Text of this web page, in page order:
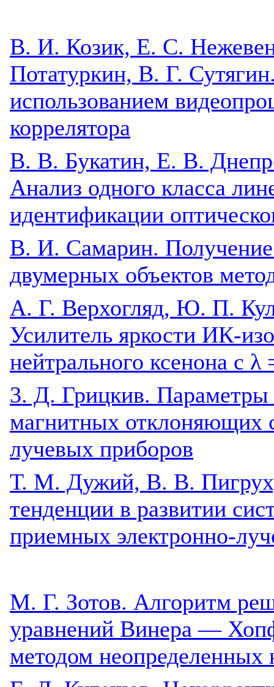
В. И. Козик, Е. С.
Потатуркин, В. Г.
использованием
коррелятора
В. В. Букатин, Е. В.
Анализ одного класса
идентификации
В. И. Самарин. Получение
двумерных объектов
A. Г. Верхогляд, Ю. П.
Усилитель яркости ИК-
нейтрального ксенона с
3. Д. Грицкив. Параметры
магнитных отклоняющих
лучевых приборов
Т. М. Дужий, В. В.
тенденции в развитии
приемных электронно-
М. Г. Зотов. Алгоритм
уравнений Винера —
методом неопределенных